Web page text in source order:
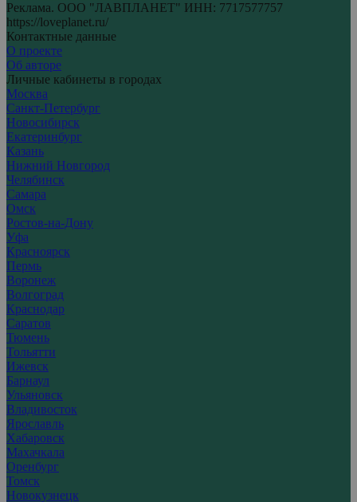
Реклама. ООО "ЛАВПЛАНЕТ" ИНН: 7717577757
https://loveplanet.ru/
Контактные данные
О проекте
Об авторе
Личные кабинеты в городах
Москва
Санкт-Петербург
Новосибирск
Екатеринбург
Казань
Нижний Новгород
Челябинск
Самара
Омск
Ростов-на-Дону
Уфа
Красноярск
Пермь
Воронеж
Волгоград
Краснодар
Саратов
Тюмень
Тольятти
Ижевск
Барнаул
Ульяновск
Владивосток
Ярославль
Хабаровск
Махачкала
Оренбург
Томск
Новокузнецк